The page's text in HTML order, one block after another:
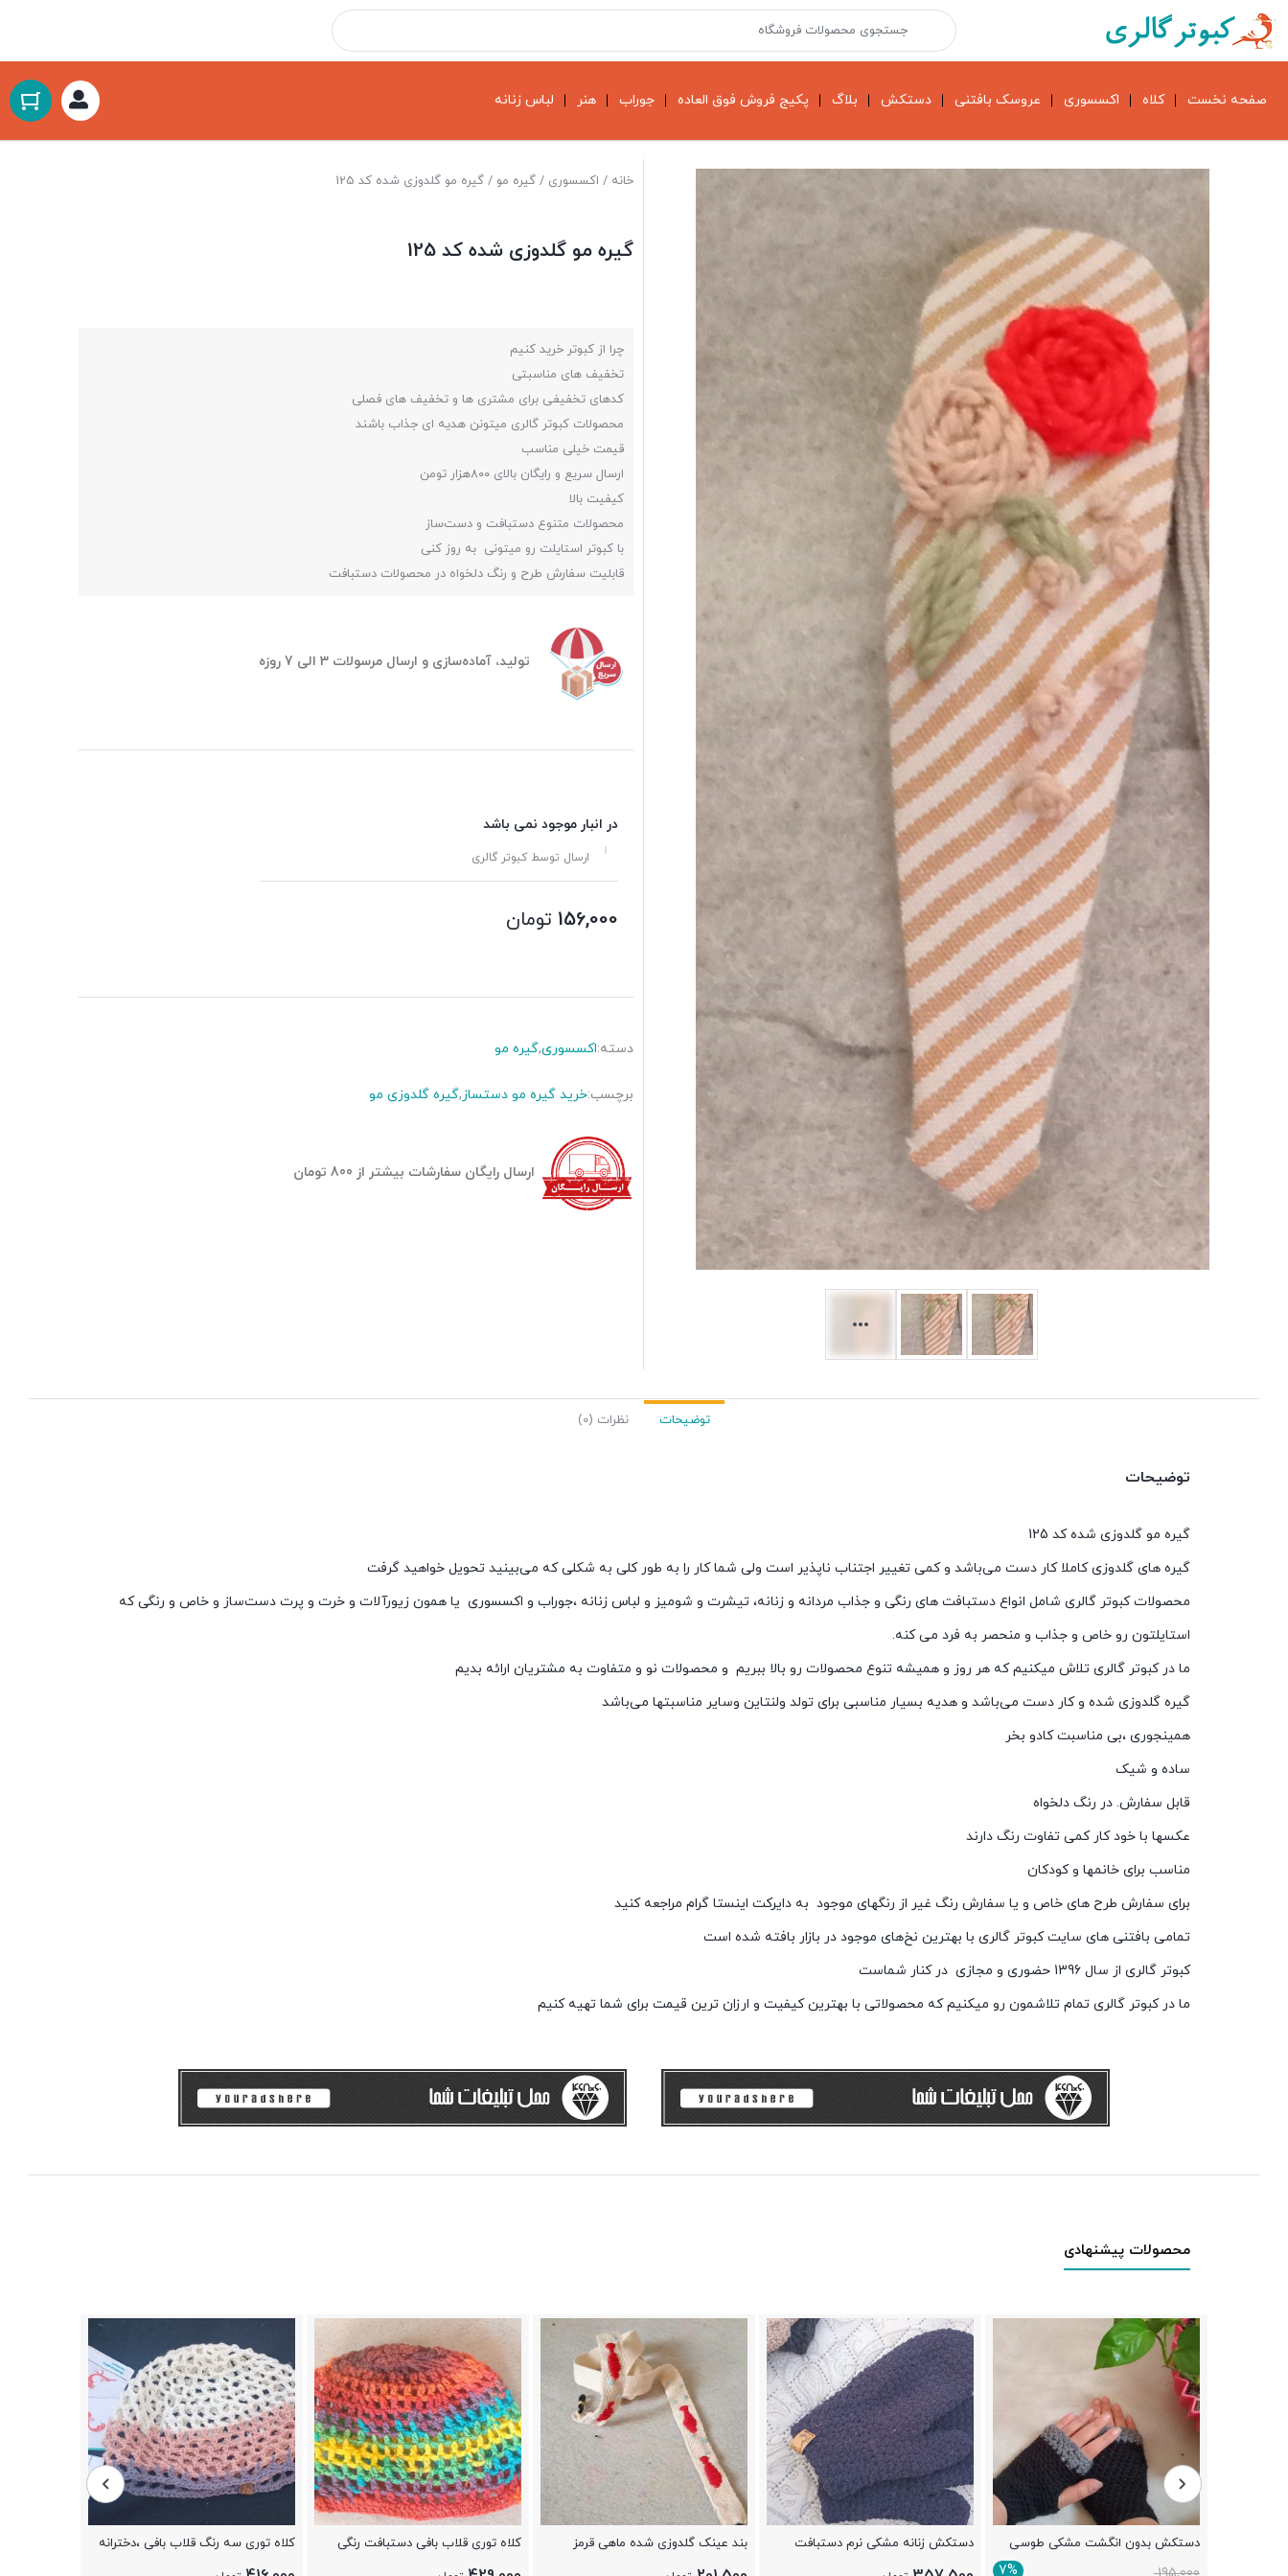
صفحه نخست کلاه اکسسوری عروسک بافتنی دستکش بلاگ پکیج فروش فوق العاده جوراب هنر لباس زنانه
خانه / اکسسوری / گیره مو / گیره مو گلدوزی شده کد 125
گیره مو گلدوزی شده کد 125
چرا از کبوتر خرید کنیم
تخفیف های مناسبتی
کدهای تخفیفی برای مشتری ها و تخفیف های فصلی
محصولات کبوتر گالری میتونن هدیه ای جذاب باشند
قیمت خیلی مناسب
ارسال سریع و رایگان بالای ۸۰۰هزار تومن
کیفیت بالا
محصولات متنوع دستبافت و دست‌ساز
با کبوتر استایلت رو میتونی به روز کنی
قابلیت سفارش طرح و رنگ دلخواه در محصولات دستبافت
تولید، آماده‌سازی و ارسال مرسولات 3 الی 7 روزه
در انبار موجود نمی باشد
ارسال توسط کبوتر گالری
156,000 تومان
دسته:اکسسوری,گیره مو
برچسب:خرید گیره مو دستساز,گیره گلدوزی مو
ارسال رایگان سفارشات بیشتر از 800 تومان
توضیحات نظرات (0)
توضیحات
گیره مو گلدوزی شده کد 125
گیره های گلدوزی کاملا کار دست می‌باشد و کمی تغییر اجتناب ناپذیر است ولی شما کار را به طور کلی به شکلی که می‌بینید تحویل خواهید گرفت
محصولات کبوتر گالری شامل انواع دستبافت های رنگی و جذاب مردانه و زنانه، تیشرت و شومیز و لباس زنانه ،جوراب و اکسسوری یا همون زیورآلات و خرت و پرت دست‌ساز و خاص و رنگی که
استایلتون رو خاص و جذاب و منحصر به فرد می کنه.
ما در کبوتر گالری تلاش میکنیم که هر روز و همیشه تنوع محصولات رو بالا ببریم و محصولات نو و متفاوت به مشتریان ارائه بدیم
گیره گلدوزی شده و کار دست می‌باشد و هدیه بسیار مناسبی برای تولد ولنتاین وسایر مناسبتها می‌باشد
همینجوری ،بی مناسبت کادو بخر
ساده و شیک
قابل سفارش. در رنگ دلخواه
عکسها با خود کار کمی تفاوت رنگ دارند
مناسب برای خانمها و کودکان
برای سفارش طرح های خاص و یا سفارش رنگ غیر از رنگهای موجود به دایرکت اینستا گرام مراجعه کنید
تمامی بافتنی های سایت کبوتر گالری با بهترین نخ‌های موجود در بازار بافته شده است
کبوتر گالری از سال 1396 حضوری و مجازی در کنار شماست
ما در کبوتر گالری تمام تلاشمون رو میکنیم که محصولاتی با بهترین کیفیت و ارزان ترین قیمت برای شما تهیه کنیم
محصولات پیشنهادی
دستکش بدون انگشت مشکی طوسی
زنانه و مردانه
7%
دستکش زنانه مشکی نرم دستبافت بند عینک گلدوزی شده ماهی قرمز
کلاه توری قلاب بافی دستبافت رنگی
رنگی مدل شباک
کلاه توری سه رنگ قلاب بافی ،دخترانه